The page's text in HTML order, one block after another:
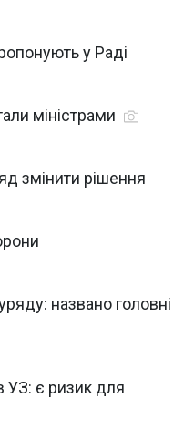
у Раді
міністрами
змінити рішення
названо головні
УЗ: є ризик для